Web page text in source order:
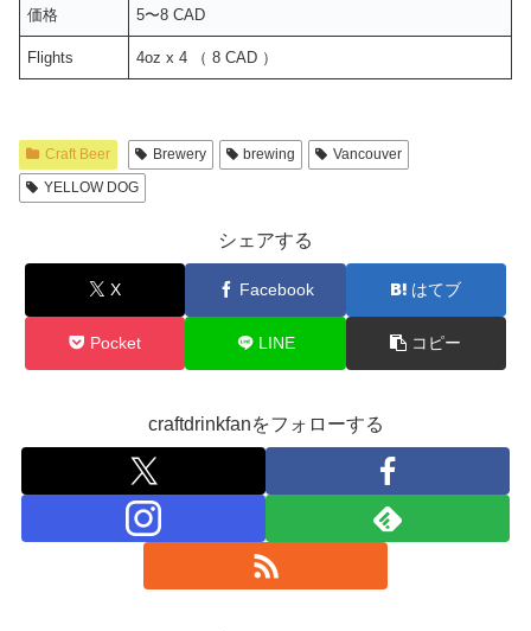
価格 5〜8 CAD
Flights 4oz x 4 （ 8 CAD ）
Craft Beer Brewery brewing
Vancouver
YELLOW DOG
シェアする
X Facebook はてブ
Pocket LINE コピー
craftdrinkfanをフォローする